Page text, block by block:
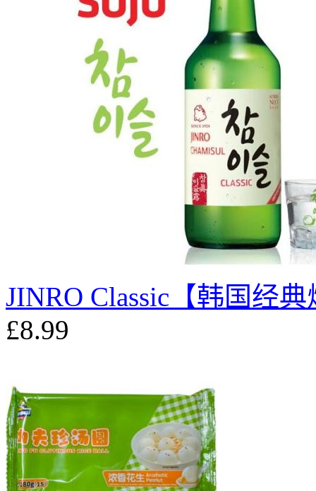
JINRO Classic【韩国经
£8.99